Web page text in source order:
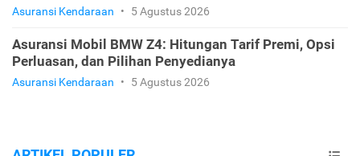
Asuransi Kendaraan • 5 Agustus 2026
Asuransi Mobil BMW Z4: Hitungan Tarif Premi, Opsi
Perluasan, dan Pilihan Penyedianya
Asuransi Kendaraan • 5 Agustus 2026